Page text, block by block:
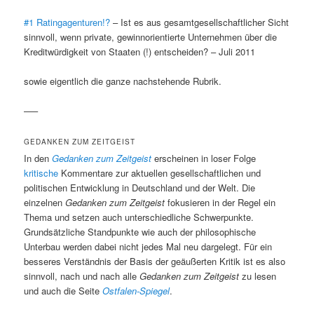
#1 Ratingagenturen!? – Ist es aus gesamtgesellschaftlicher Sicht
sinnvoll, wenn private, gewinnorientierte Unternehmen über die
Kreditwürdigkeit von Staaten (!) entscheiden? – Juli 2011
sowie eigentlich die ganze nachstehende Rubrik.
—–
GEDANKEN ZUM ZEITGEIST
In denGedanken zum Zeitgeist erscheinen in loser Folge
kritische Kommentare zur aktuellen gesellschaftlichen und
politischen Entwicklung in Deutschland und der Welt. Die
einzelnenGedanken zum Zeitgeist fokusieren in der Regel ein
Thema und setzen auch unterschiedliche Schwerpunkte.
Grundsätzliche Standpunkte wie auch der philosophische
Unterbau werden dabei nicht jedes Mal neu dargelegt. Für ein
besseres Verständnis der Basis der geäußerten Kritik ist es also
sinnvoll, nach und nach alleGedanken zum Zeitgeist zu lesen
und auch die SeiteOstfalen-Spiegel.